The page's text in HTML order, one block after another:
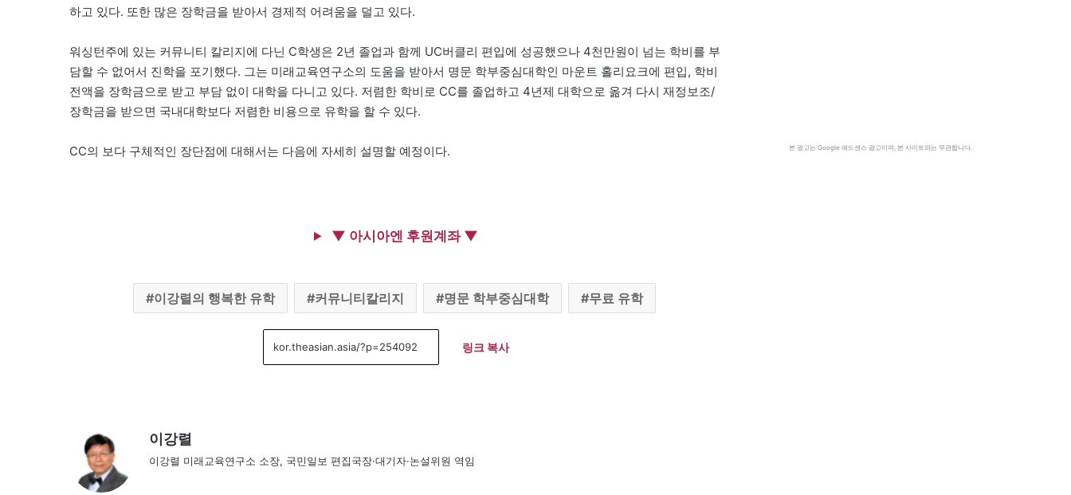
하고 있다. 또한 많은 장학금을 받아서 경제적 어려움을 덜고 있다.
워싱턴주에 있는 커뮤니티 칼리지에 다닌 C학생은 2년 졸업과 함께 UC버클리 편입에 성공했으나 4천만원이 넘는 학비를 부
담할 수 없어서 진학을 포기했다. 그는 미래교육연구소의 도움을 받아서 명문 학부중심대학인 마운트 홀리요크에 편입, 학비
전액을 장학금으로 받고 부담 없이 대학을 다니고 있다. 저렴한 학비로 CC를 졸업하고 4년제 대학으로 옮겨 다시 재정보조/
장학금을 받으면 국내대학보다 저렴한 비용으로 유학을 할 수 있다.
CC의 보다 구체적인 장단점에 대해서는 다음에 자세히 설명할 예정이다.
▼ 아시아엔 후원계좌 ▼
이강렬의 행복한 유학 커뮤니티칼리지 명문 학부중심대학 무료 유학
링크 복사
이강렬
이강렬 미래교육연구소 소장, 국민일보 편집국장·대기자·논설위원 역임
본 광고는 Google 애드센스 광고이며, 본 사이트와는 무관합니다.